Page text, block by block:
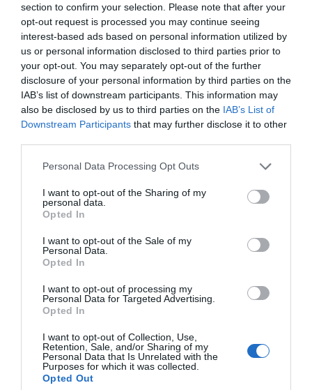
section to confirm your selection. Please note that after your
opt-out request is processed you may continue seeing
interest-based ads based on personal information utilized by
us or personal information disclosed to third parties prior to
your opt-out. You may separately opt-out of the further
disclosure of your personal information by third parties on the
IAB’s list of downstream participants. This information may
also be disclosed by us to third parties on the IAB’s List of
Downstream Participants that may further disclose it to other
Personal Data Processing Opt Outs
I want to opt-out of the Sharing of my
personal data.
Opted In
I want to opt-out of the Sale of my
Personal Data.
Opted In
I want to opt-out of processing my
Personal Data for Targeted Advertising.
Opted In
I want to opt-out of Collection, Use,
Retention, Sale, and/or Sharing of my
Personal Data that Is Unrelated with the
Purposes for which it was collected.
Opted Out
407,6 millones por el impacto de la Covid-19.
Desde la Uefa aseguran que, a pesar del golpe de la
pandemia en todo el ecosistema del fútbol y del
marketing deportivo, en un momento además de
renovación de derechos -tanto comerciales como
audiovisuales-,
“hemos alcanzado e incluso superado
nuestros objetivos para el ciclo 2021-2024”
En ese tablero de patrocinadores, en el que hasta
ahora aparecía un selecto grupo de patrocinadores, la
confederación combinará la renovación de algunos de
socios de larga duración (Mastercard, Heineken,
logística FedEx y la appde reparto de comida a
Relacionado
Banco Santander se ‘borra’ de la Champions League: no
Uno de los patrocinadores globales que no
avanzó 2Playbook.La entidad financiera entró como
socio de la máxima competición de clubes para el
ciclo 2018-2021
después en el marketing del banco”.
Aunque no quiere desvelar ningún nombre, la Uefa
prevé anunciar nuevos socios comerciales para sus
principales competiciones en las próximas semanas y